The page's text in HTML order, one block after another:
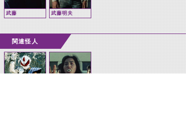
武藤 武藤明夫
関連怪人